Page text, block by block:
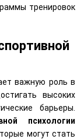
тренировок
важную роль в
высоких
барьеры.
психологии
могут стать